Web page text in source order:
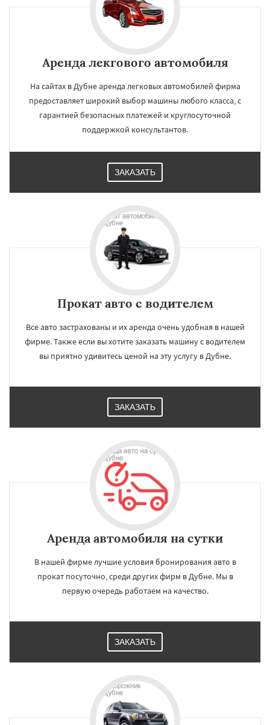
Аренда лекгового автомобиля
На сайтах в Дубне аренда легковых автомобилей фирма
предоставляет широкий выбор машины любого класса, с
гарантией безопасных платежей и круглосуточной
поддержкой консультантов.
ЗАКАЗАТЬ
Прокат авто с водителем
Все авто застрахованы и их аренда очень удобная в нашей
фирме. Также если вы хотите заказать машину с водителем
вы приятно удивитесь ценой на эту услугу в Дубне.
ЗАКАЗАТЬ
Аренда автомобиля на сутки
В нашей фирме лучшие условия бронирования авто в
прокат посуточно, среди других фирм в Дубне. Мы в
первую очередь работаем на качество.
ЗАКАЗАТЬ